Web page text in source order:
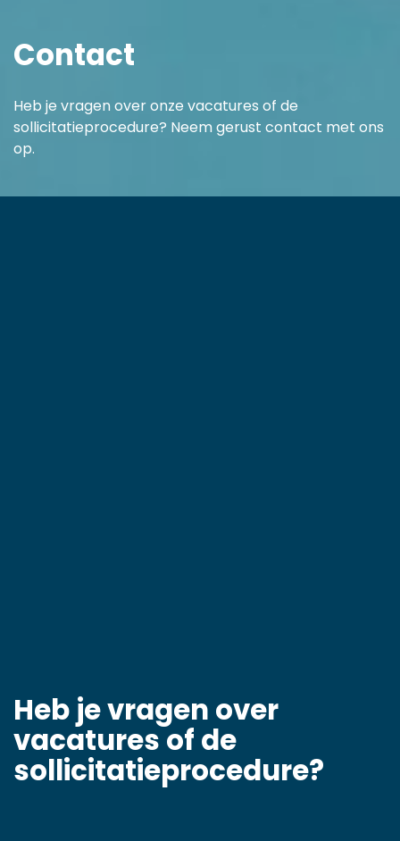
Contact
Heb je vragen over onze vacatures of de
sollicitatieprocedure? Neem gerust contact met ons
op.
Heb je vragen over
vacatures of de
sollicitatieprocedure?